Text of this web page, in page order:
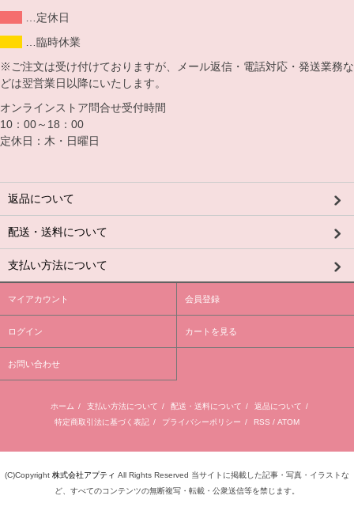
…定休日
…臨時休業
※ご注文は受け付けておりますが、メール返信・電話対応・発送業務な
どは翌営業日以降にいたします。
オンラインストア問合せ受付時間
10：00～18：00
定休日：木・日曜日
返品について
配送・送料について
支払い方法について
マイアカウント 会員登録
ログイン カートを見る
お問い合わせ
ホーム / 支払い方法について / 配送・送料について / 返品について /
特定商取引法に基づく表記 / プライバシーポリシー / RSS / ATOM
(C)Copyright 株式会社アプティ All Rights Reserved 当サイトに掲載した記事・写真・イラストな
ど、すべてのコンテンツの無断複写・転載・公衆送信等を禁じます。